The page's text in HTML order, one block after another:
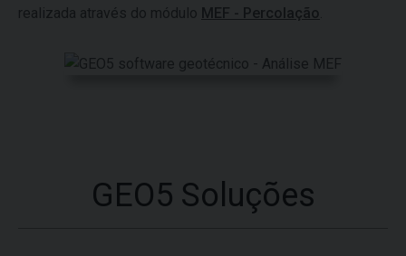
realizada através do módulo MEF - Percolação
GEO5 Soluções